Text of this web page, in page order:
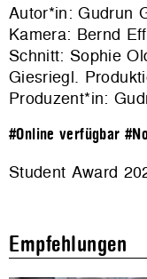
Autor*in: Gudrun
Kamera: Bernd
Schnitt: Sophie
Giesriegl.
Produzent*in:
#Online verfügbar
Student Award
Empfehlungen